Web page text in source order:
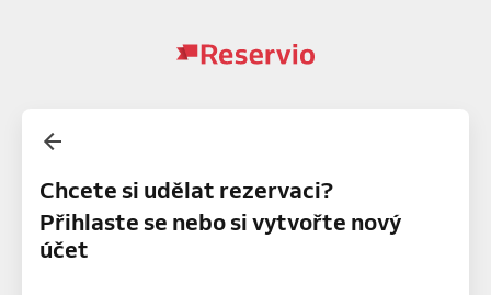
Chcete si udělat rezervaci?
Přihlaste se nebo si vytvořte nový
účet